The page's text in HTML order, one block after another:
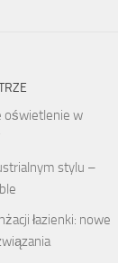
oświetlenie w
stylu –
łazienki: nowe